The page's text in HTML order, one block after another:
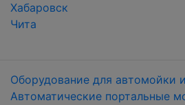
Хабаровск
Чита
Оборудование для автомойки
Автоматические портальные